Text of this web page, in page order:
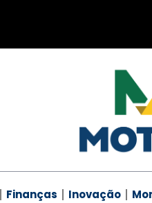
Finanças Inovação